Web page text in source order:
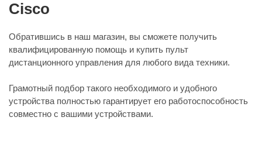
Cisco
Обратившись в наш магазин, вы сможете получить
квалифицированную помощь и купить пульт
дистанционного управления для любого вида техники.
Грамотный подбор такого необходимого и удобного
устройства полностью гарантирует его работоспособность
совместно с вашими устройствами.